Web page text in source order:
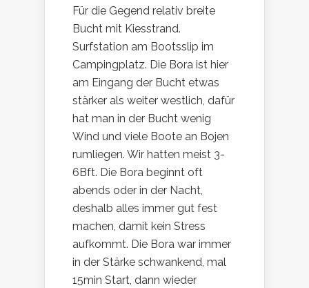
Für die Gegend relativ breite
Bucht mit Kiesstrand.
Surfstation am Bootsslip im
Campingplatz. Die Bora ist hier
am Eingang der Bucht etwas
stärker als weiter westlich, dafür
hat man in der Bucht wenig
Wind und viele Boote an Bojen
rumliegen. Wir hatten meist 3-
6Bft. Die Bora beginnt oft
abends oder in der Nacht,
deshalb alles immer gut fest
machen, damit kein Stress
aufkommt. Die Bora war immer
in der Stärke schwankend, mal
15min Start, dann wieder